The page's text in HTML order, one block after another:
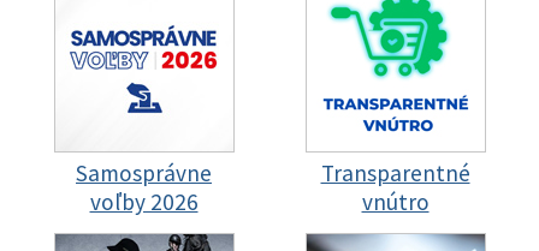
Samosprávne
voľby 2026
Transparentné
vnútro